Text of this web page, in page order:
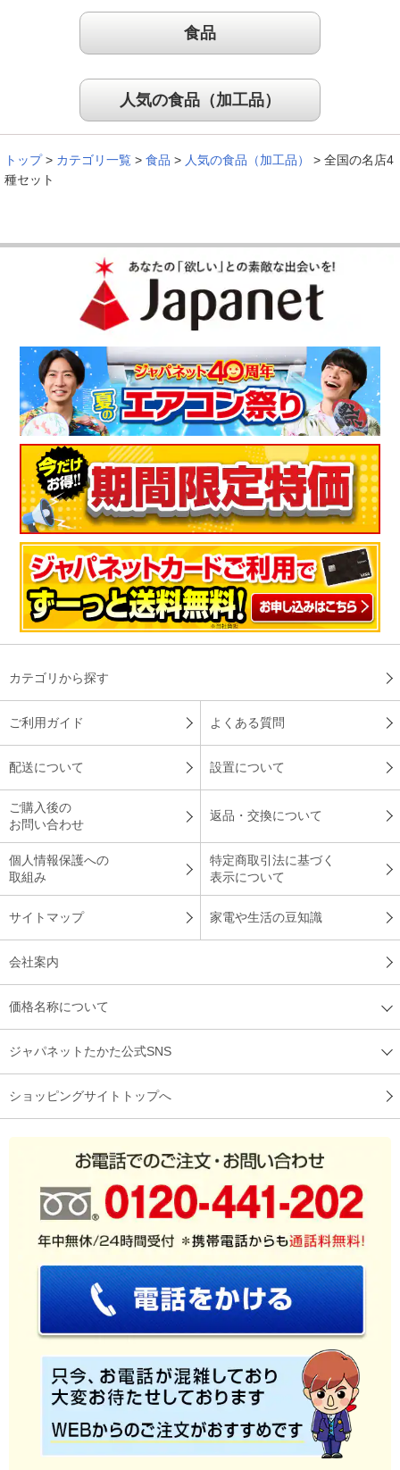
自宅で贅沢気分を味わえる！
リピートです！どれも間違いなく美味しいです。おうちで贅沢
気分が味わえます。
（神奈川県 60代O.M様）
安定のお味でやはり五島軒は外れがないと思いました。息子た
ち夫婦も夕食のおかずが出来たと、とても喜んでいました。ま
た次回も美味しい品を期待しています。
「お客様の声」は実際にご購入されたお客様からのご意見を掲載しておりま
す。
商品により、同一シリーズをご購入された方の声を含みます。
食品
人気の食品（加工品）
トップ > カテゴリ一覧 > 食品 > 人気の食品（加工品） > 全国の名店4
種セット
カテゴリから探す
ご利用ガイド よくある質問
配送について 設置について
ご購入後の
お問い合わせ
返品・交換について
個人情報保護への
取組み
特定商取引法に基づく
表示について
サイトマップ 家電や生活の豆知識
会社案内
価格名称について
ジャパネットたかた公式SNS
ショッピングサイトトップへ